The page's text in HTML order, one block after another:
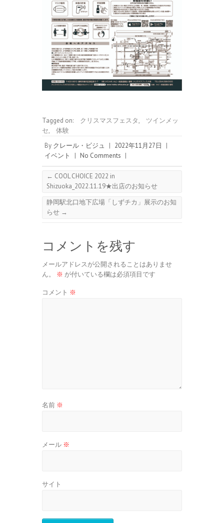
Tagged on: クリスマスフェスタ,
ツインメッ
セ,
体験
By クレール・ビジュ | 2022年11月27日
|
イベント
| No Comments |
← COOL CHOICE 2022 in
Shizuoka_2022.11.19★出店のお知らせ
静岡駅北口地下広場「しずチカ」展示のお知
らせ →
コメントを残す
メールアドレスが公開されることはありませ
ん。
※ が付いている欄は必須項目です
コメント ※
名前 ※
メール ※
サイト